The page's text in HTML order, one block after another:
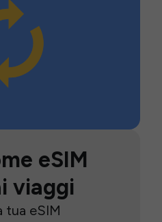
eSIM
viaggi
tua eSIM